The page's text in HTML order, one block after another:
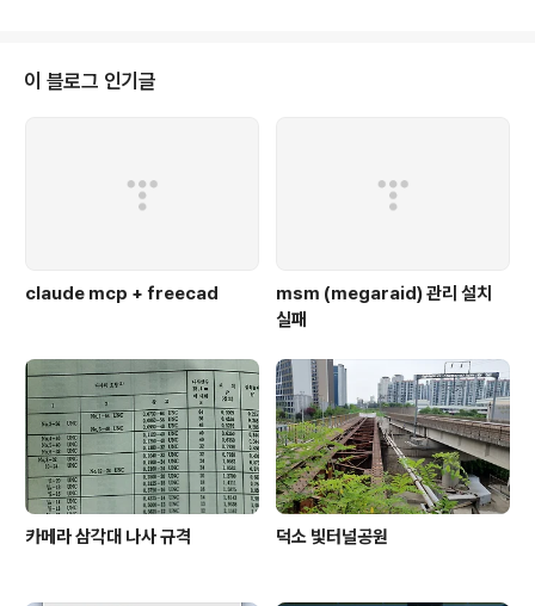
이 블로그 인기글
claude mcp + freecad
msm (megaraid) 관리 설치
실패
카메라 삼각대 나사 규격 덕소 빛터널공원